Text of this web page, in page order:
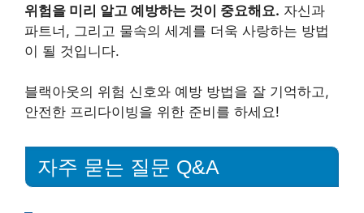
위험을 미리 알고 예방하는 것이 중요해요. 자신과
파트너, 그리고 물속의 세계를 더욱 사랑하는 방법
이 될 것입니다.
블랙아웃의 위험 신호와 예방 방법을 잘 기억하고,
안전한 프리다이빙을 위한 준비를 하세요!
자주 묻는 질문 Q&A